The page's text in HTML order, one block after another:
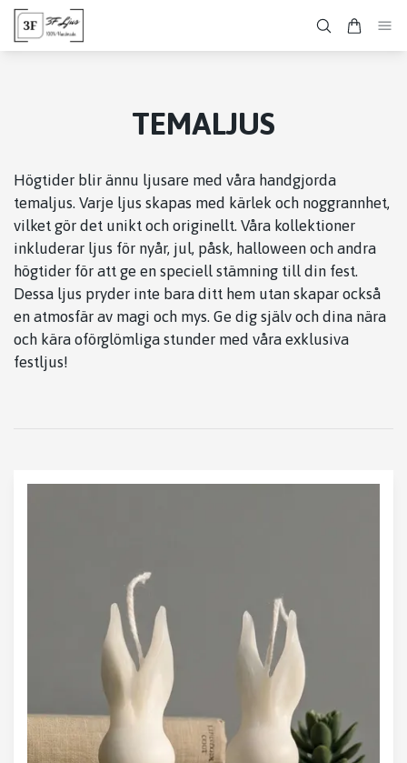
TEMALJUS
Högtider blir ännu ljusare med våra handgjorda
temaljus. Varje ljus skapas med kärlek och noggrannhet,
vilket gör det unikt och originellt. Våra kollektioner
inkluderar ljus för nyår, jul, påsk, halloween och andra
högtider för att ge en speciell stämning till din fest.
Dessa ljus pryder inte bara ditt hem utan skapar också
en atmosfär av magi och mys. Ge dig själv och dina nära
och kära oförglömliga stunder med våra exklusiva
festljus!